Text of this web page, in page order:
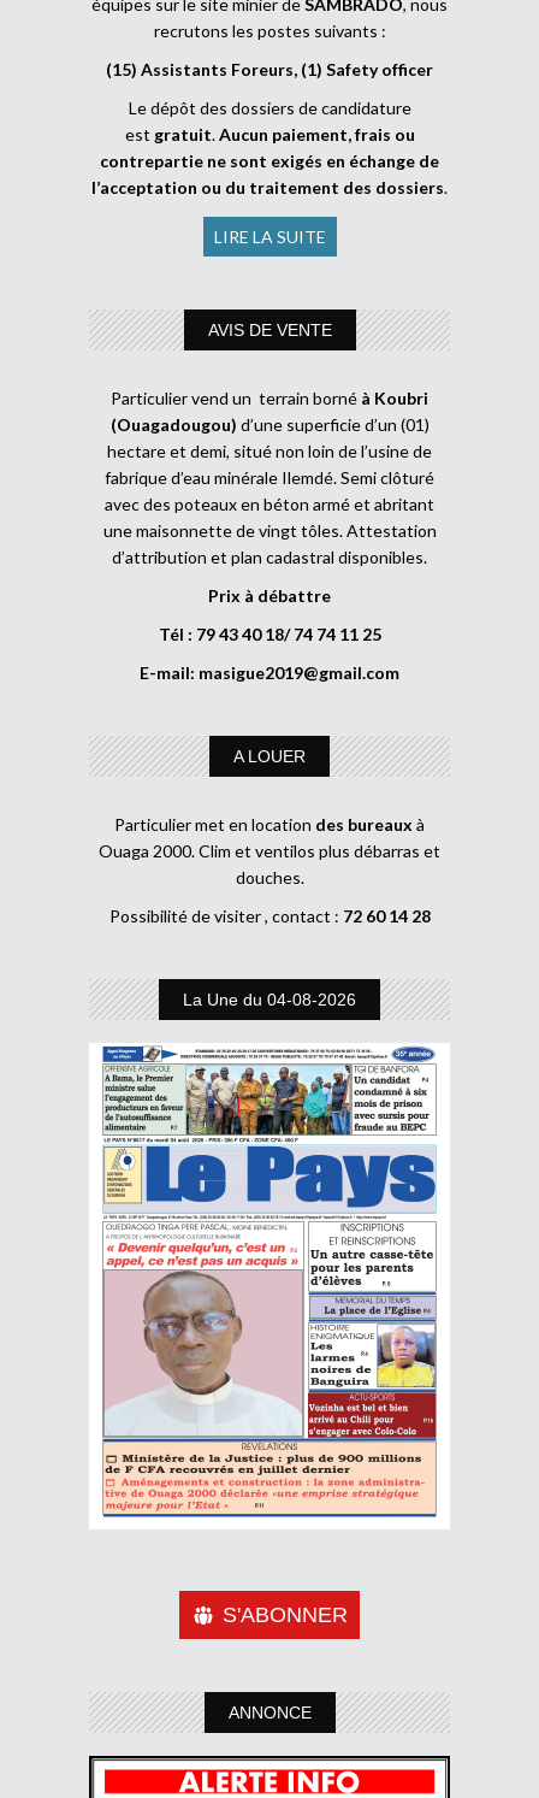
recrutons les postes suivants :
(15) Assistants Foreurs, (1) Safety officer
Le dépôt des dossiers de candidature
est gratuit.Aucun paiement, frais ou
contrepartie ne sont exigés en échange de
l’acceptation ou du traitement des dossiers.
LIRE LA SUITE
AVIS DE VENTE
Particulier vend un terrain borné à Koubri
(Ouagadougou) d’une superficie d’un (01)
hectare et demi, situé non loin de l’usine de
fabrique d’eau minérale Ilemdé. Semi clôturé
avec des poteaux en béton armé et abritant
une maisonnette de vingt tôles. Attestation
d’attribution et plan cadastral disponibles.
Prix à débattre
Tél : 79 43 40 18/ 74 74 11 25
E-mail: masigue2019@gmail.com
A LOUER
Particulier met en location des bureaux à
Ouaga 2000. Clim et ventilos plus débarras et
douches.
Possibilité de visiter , contact : 72 60 14 28
La Une du 04-08-2026
S'ABONNER
ANNONCE